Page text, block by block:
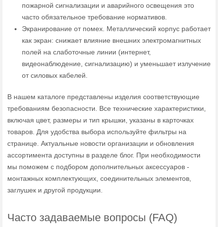
пожарной сигнализации и аварийного освещения это
часто обязательное требование нормативов.
Экранирование от помех. Металлический корпус работает
как экран: снижает влияние внешних электромагнитных
полей на слаботочные линии (интернет,
видеонаблюдение, сигнализацию) и уменьшает излучение
от силовых кабелей.
В нашем каталоге представлены изделия соответствующие
требованиям безопасности. Все технические характеристики,
включая цвет, размеры и тип крышки, указаны в карточках
товаров. Для удобства выбора используйте фильтры на
странице. Актуальные новости организации и обновления
ассортимента доступны в разделе блог. При необходимости
мы поможем с подбором дополнительных аксессуаров -
монтажных комплектующих, соединительных элементов,
заглушек и другой продукции.
Часто задаваемые вопросы (FAQ)